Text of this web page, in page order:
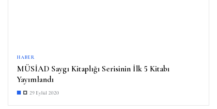
HABER
MÜSİAD Saygı Kitaplığı Serisinin İlk 5 Kitabı
Yayımlandı
29 Eylül 2020